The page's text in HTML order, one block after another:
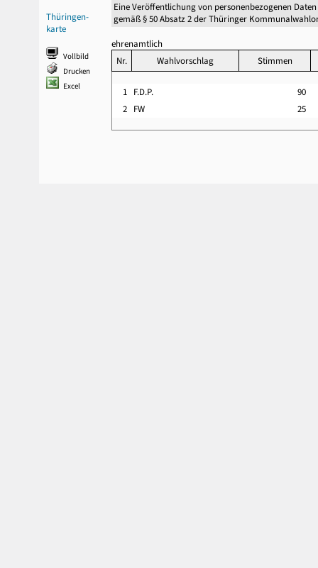
Thüringen-
karte
Vollbild
Drucken
Excel
Eine Veröffentlichung von personenbezogenen
gemäß § 50 Absatz 2 der Thüringer
ehrenamtlich
Nr.
Wahlvorschlag Stimmen
1 F.D.P.
90
2 FW 25